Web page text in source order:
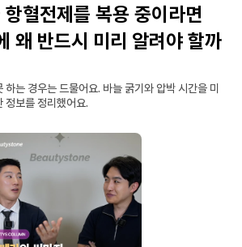
혈전제를 복용 중이라면
왜 반드시 미리 알려야 할까
하는 경우는 드물어요. 바늘 굵기와 압박 시간을 미
정보를 정리했어요.